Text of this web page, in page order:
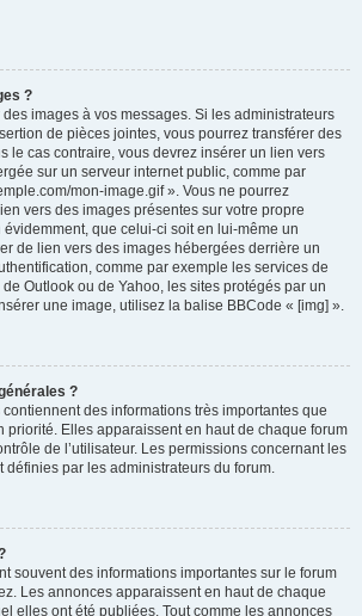
?
images à vos messages. Si les administrateurs
de pièces jointes, vous pourrez transférer des
le cas contraire, vous devrez insérer un lien vers
sur un serveur internet public, comme par
mon-image.gif ». Vous ne pourrez
vers des images présentes sur votre propre
que celui-ci soit en lui-même un
de lien vers des images hébergées derrière un
comme par exemple les services de
Outlook ou de Yahoo, les sites protégés par un
une image, utilisez la balise BBCode « [img] ».
?
des informations très importantes que
priorité. Elles apparaissent en haut de chaque forum
de l’utilisateur. Les permissions concernant les
par les administrateurs du forum.
souvent des informations importantes sur le forum
Les annonces apparaissent en haut de chaque
elles ont été publiées. Tout comme les annonces